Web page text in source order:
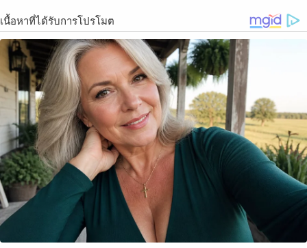
เนื้อหาที่ได้รับการโปรโมต